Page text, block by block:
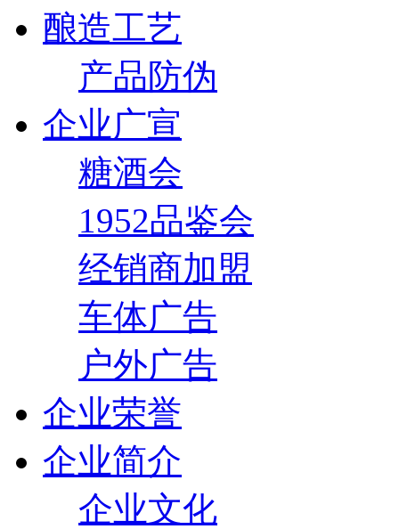
酿造工艺
产品防伪
企业广宣
糖酒会
1952品鉴会
经销商加盟
车体广告
户外广告
企业荣誉
企业简介
企业文化